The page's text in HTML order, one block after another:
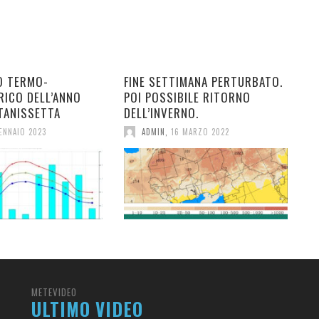
TERMO-
DELL’ANNO
2023
FINE SETTIMANA PERTURBATO.
POI POSSIBILE RITORNO
DELL’INVERNO.
ADMIN 16 MARZO 2022
METEVIDEO
ULTIMO VIDEO